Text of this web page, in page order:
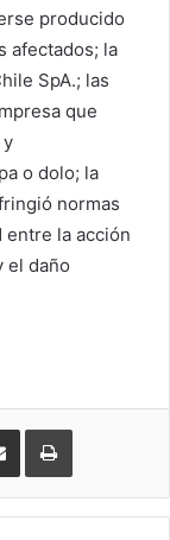
producido
afectados; la
SpA.; las
que
y
o dolo; la
normas
entre la acción
el daño